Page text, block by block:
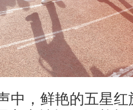
中，鲜艳的五星